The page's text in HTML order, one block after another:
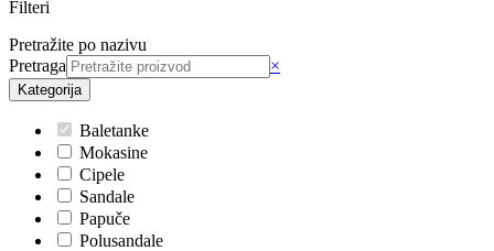
Filteri
Pretražite po nazivu
Pretraga
×
Kategorija
Baletanke
Mokasine
Cipele
Sandale
Papuče
Polusandale